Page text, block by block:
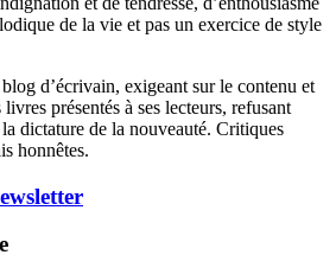
de la vie et pas un exercice de style
d’écrivain, exigeant sur le contenu et
présentés à ses lecteurs, refusant
dictature de la nouveauté. Critiques
honnêtes.